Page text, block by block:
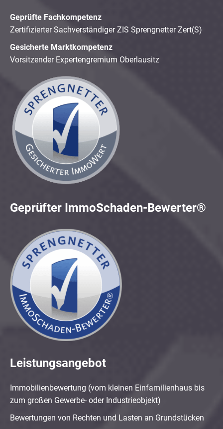
Geprüfte Fachkompetenz
Zertifizierter Sachverständiger ZIS Sprengnetter Zert(S)
Gesicherte Marktkompetenz
Vorsitzender Expertengremium Oberlausitz
Geprüfter ImmoSchaden-Bewerter®
Leistungsangebot
Immobilienbewertung (vom kleinen Einfamilienhaus bis
zum großen Gewerbe- oder Industrieobjekt)
Bewertungen von Rechten und Lasten an Grundstücken